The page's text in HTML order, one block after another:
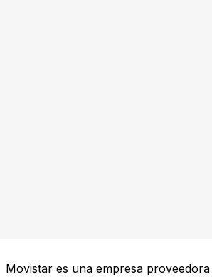
Movistar es una empresa